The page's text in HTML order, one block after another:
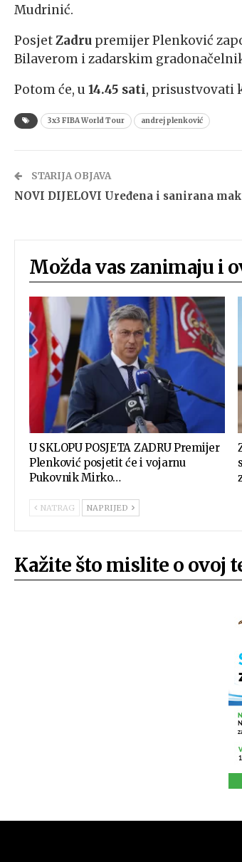
Mudrinić.
PosjetZadru premijer Plenković
Bilaverom i zadarskim
Potom će, u 14.45 sati, prisustvovati
3x3 FIBA World Tour andrej plenković
STARIJA OBJAVA
NOVI DIJELOVI Uređena i sanirana
Možda vas zanimaju i
U SKLOPU POSJETA ZADRU Premijer
Plenković posjetit će i vojarnu
Pukovnik Mirko…
NATRAG NAPRIJED
Kažite što mislite o ovoj